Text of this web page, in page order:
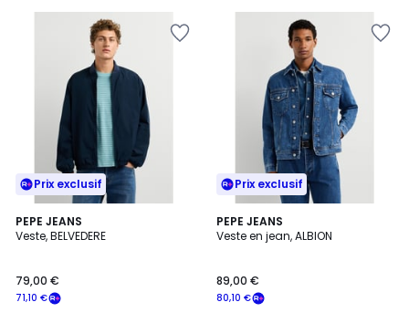
Prix exclusif
PEPE JEANS
Veste, BELVEDERE
71,10 €
79,00 €
Prix exclusif
PEPE JEANS
Veste en jean, ALBION
80,10 €
89,00 €